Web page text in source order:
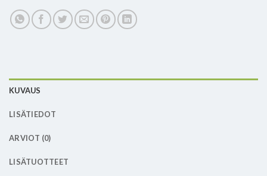
KUVAUS
LISÄTIEDOT
ARVIOT (0)
LISÄTUOTTEET